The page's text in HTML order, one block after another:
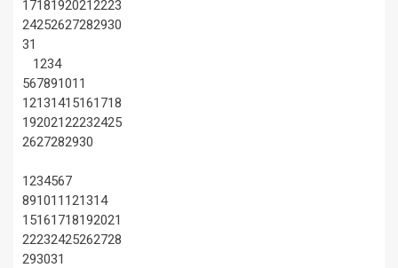
17181920212223
24252627282930
31
1234
567891011
12131415161718
19202122232425
2627282930
1234567
891011 121314
15161718192021
22232425262728
293031